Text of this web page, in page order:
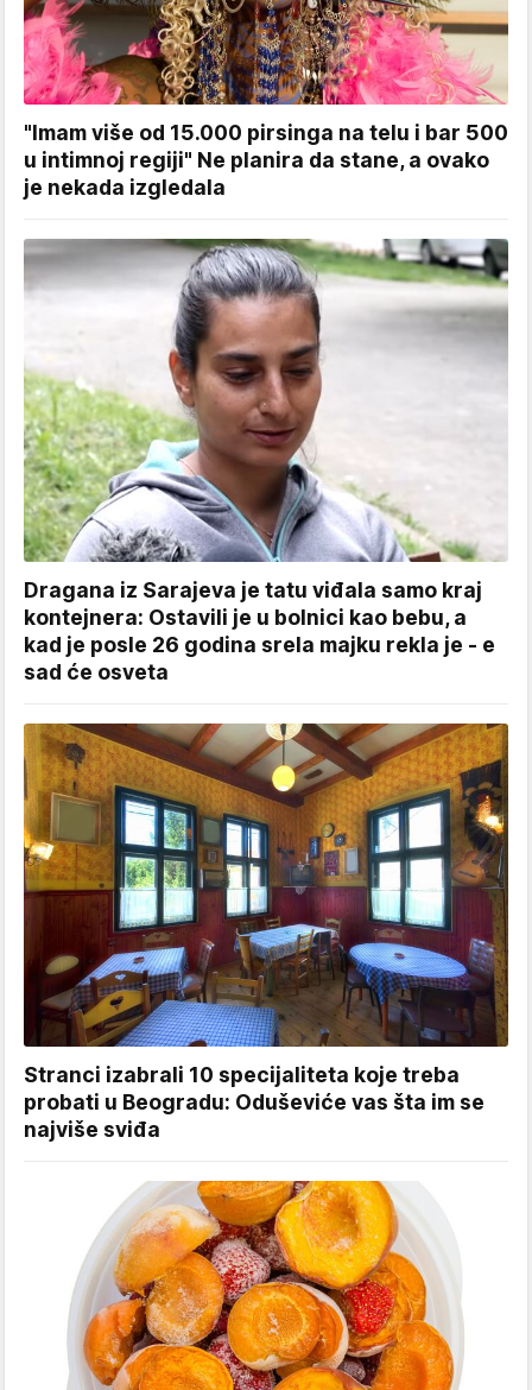
"Imam više od 15.000 pirsinga na telu i bar 500
u intimnoj regiji" Ne planira da stane, a ovako
je nekada izgledala
Dragana iz Sarajeva je tatu viđala samo kraj
kontejnera: Ostavili je u bolnici kao bebu, a
kad je posle 26 godina srela majku rekla je - e
sad će osveta
Stranci izabrali 10 specijaliteta koje treba
probati u Beogradu: Oduševiće vas šta im se
najviše sviđa